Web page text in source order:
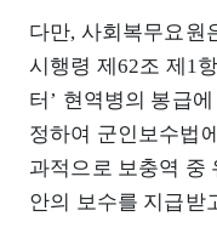
다만, 사회복무요원
시행령 제62조 제1
터’ 현역병의 봉급
정하여 군인보수법
과적으로 보충역 중
안의 보수를 지급받